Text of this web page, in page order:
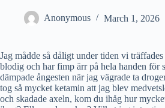
Anonymous March 1, 2026
Jag mådde så dåligt under tiden vi
blodig och har fimp ärr på hela handen för
dämpade ångesten när jag vägrade ta
tog så mycket ketamin att jag blev
och skadade axeln, kom du ihåg hur